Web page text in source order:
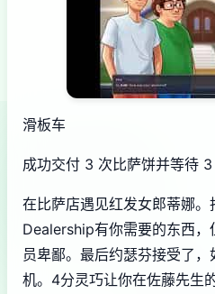
滑板车
成功交付 3 次比萨饼并等待 3
在比萨店遇见红发女郎蒂娜
Dealership有你需要的东西，
员卑鄙。最后约瑟芬接受了
机。4分灵巧让你在佐藤先生